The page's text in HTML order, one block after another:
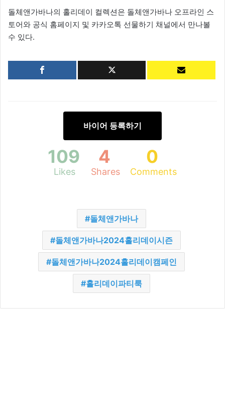
돌체앤가바나의 홀리데이 컬렉션은 돌체앤가바나 오프라인 스
토어와 공식 홈페이지 및 카카오톡 선물하기 채널에서 만나볼
수 있다.
바이어 등록하기
109
Likes
4
Shares
0
Comments
돌체앤가바나
돌체앤가바나2024홀리데이시즌
돌체앤가바나2024홀리데이캠페인
홀리데이파티룩